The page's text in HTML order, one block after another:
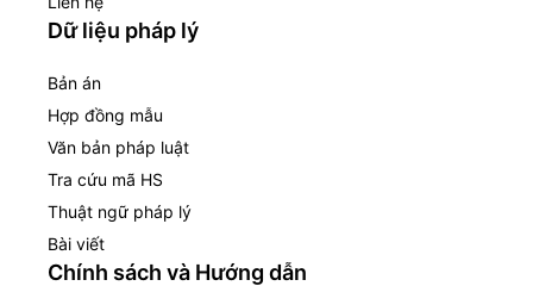
Dữ liệu pháp lý
Bản án
Hợp đồng mẫu
Văn bản pháp luật
Tra cứu mã HS
Thuật ngữ pháp lý
Bài viết
Chính sách và Hướng dẫn